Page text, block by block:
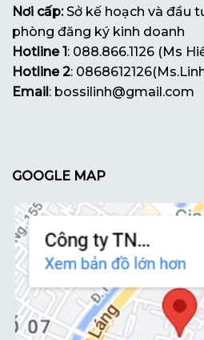
Nơi cấp:Sở kế hoạch và đầu
phòng đăng ký kinh doanh
Hotline 1: 088.866.1126 (Ms
Hotline 2:
Email: bossilinh@gmail.com
GOOGLE MAP